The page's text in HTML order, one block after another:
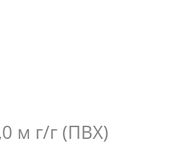
м г/г (ПВХ)